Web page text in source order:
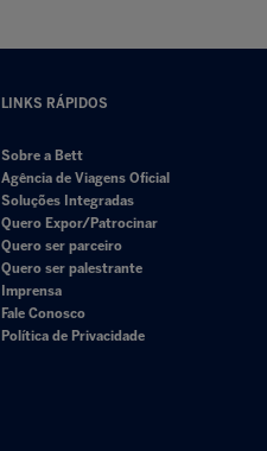
LINKS RÁPIDOS
Sobre a Bett
Agência de Viagens Oficial
Soluções Integradas
Quero Expor/Patrocinar
Quero ser parceiro
Quero ser palestrante
Imprensa
Fale Conosco
Política de Privacidade